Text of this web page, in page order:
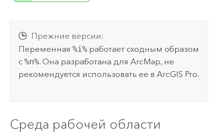
Прежние версии:
Переменная%i% работает сходным образом
с%n%. Она разработана дляArcMap, не
рекомендуется использовать ее вArcGIS Pro.
Среда рабочей области